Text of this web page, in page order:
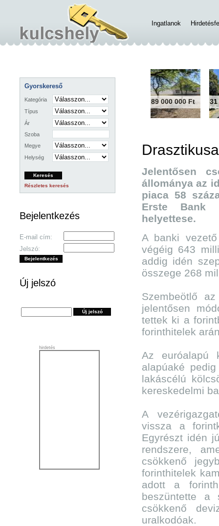
Ingatlanok
Gyorskereső
Kategória
Típus
Ár
Szoba
Megye
Helység
Részletes keresés
Bejelentkezés
E-mail cím:
Jelszó:
Új jelszó
hirdetés
89 000 000 Ft 31
Jelentősen
állománya az
piaca 58
Erste Bank
helyettese.
A banki
végéig 643
addig idén
összege 268
Szembeötlő
jelentősen
tettek ki a
forinthitelek
Az euróalapú
alapúaké
lakáscélú
kereskedelmi
A
vissza a
Egyrészt idén
rendszere,
csökkenő
forinthitelek
adott a
beszüntette a
csökkenő
uralkodóak.